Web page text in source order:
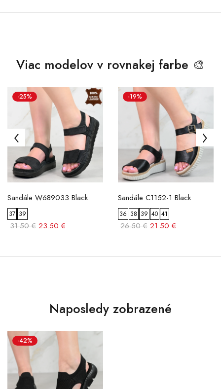
Viac modelov v rovnakej farbe 🎨
-25%
Sandále W689033 Black
37 39
31.50 € 23.50 €
-19%
Sandále C1152-1 Black
36 38 39 40 41
26.50 € 21.50 €
Naposledy zobrazené
-42%